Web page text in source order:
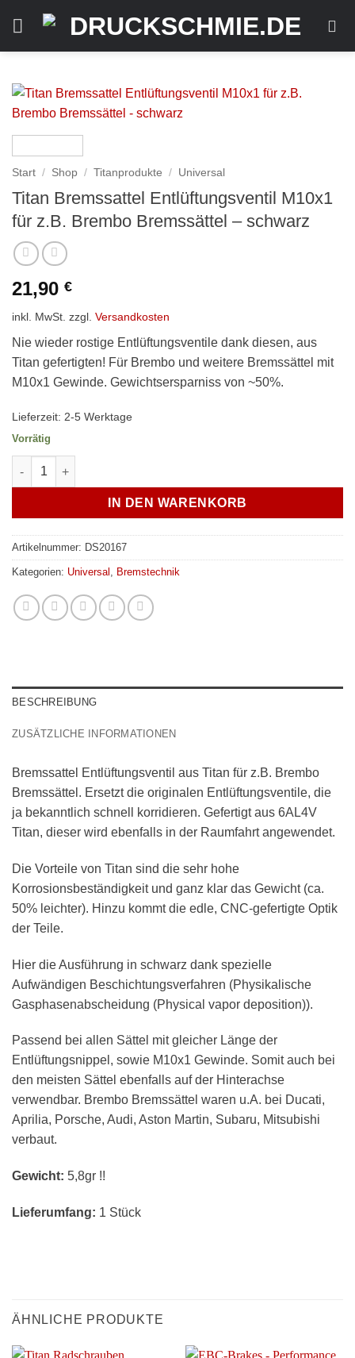
Inhalt
springen
Start / Shop / Titanprodukte / Universal
Titan Bremssattel Entlüftungsventil M10x1
für z.B. Brembo Bremssättel – schwarz
21,90 €
inkl. MwSt. zzgl. Versandkosten
Nie wieder rostige Entlüftungsventile dank diesen, aus
Titan gefertigten! Für Brembo und weitere Bremssättel mit
M10x1 Gewinde. Gewichtsersparniss von ~50%.
Lieferzeit: 2-5 Werktage
Vorrätig
Titan Bremssattel Entlüftungsventil M10x1 für z.B. Brembo
IN DEN WARENKORB
Artikelnummer: DS20167
Kategorien: Universal , Bremstechnik
BESCHREIBUNG
ZUSÄTZLICHE INFORMATIONEN
Bremssattel Entlüftungsventil aus Titan für z.B. Brembo
Bremssättel. Ersetzt die originalen Entlüftungsventile, die
ja bekanntlich schnell korridieren. Gefertigt aus 6AL4V
Titan, dieser wird ebenfalls in der Raumfahrt angewendet.
Die Vorteile von Titan sind die sehr hohe
Korrosionsbeständigkeit und ganz klar das Gewicht (ca.
50% leichter). Hinzu kommt die edle, CNC-gefertigte Optik
der Teile.
Hier die Ausführung in schwarz dank spezielle
Aufwändigen Beschichtungsverfahren (Physikalische
Gasphasenabscheidung (Physical vapor deposition)).
Passend bei allen Sättel mit gleicher Länge der
Entlüftungsnippel, sowie M10x1 Gewinde. Somit auch bei
den meisten Sättel ebenfalls auf der Hinterachse
verwendbar. Brembo Bremssättel waren u.A. bei Ducati,
Aprilia, Porsche, Audi, Aston Martin, Subaru, Mitsubishi
verbaut.
Gewicht: 5,8gr !!
Lieferumfang: 1 Stück
ÄHNLICHE PRODUKTE